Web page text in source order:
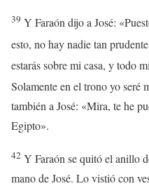
39 Y Faraón dijo a José:
esto, no hay nadie tan
estarás sobre mi casa, y todo
Solamente en el trono yo seré
también a José: «Mira, te he
Egipto».
42 Y Faraón se quitó el anillo
mano de José. Lo vistió con